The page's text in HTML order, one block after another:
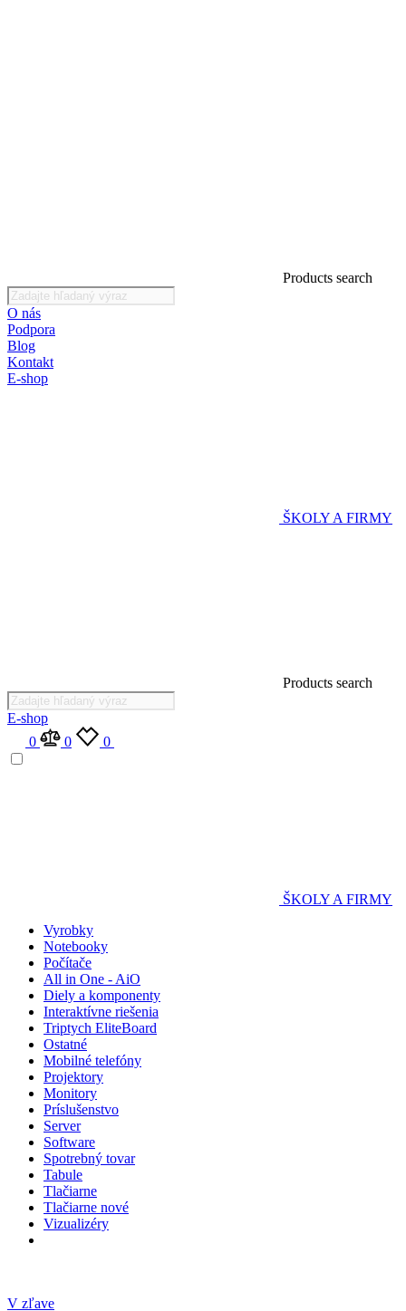
Products search
O nás
Podpora
Blog
Kontakt
E-shop
ŠKOLY A FIRMY
Products search
E-shop
0
0 0
ŠKOLY A FIRMY
Vyrobky
Notebooky
Počítače
All in One - AiO
Diely a komponenty
Interaktívne riešenia
Triptych EliteBoard
Ostatné
Mobilné telefóny
Projektory
Monitory
Príslušenstvo
Server
Software
Spotrebný tovar
Tabule
Tlačiarne
Tlačiarne nové
Vizualizéry
V zľave